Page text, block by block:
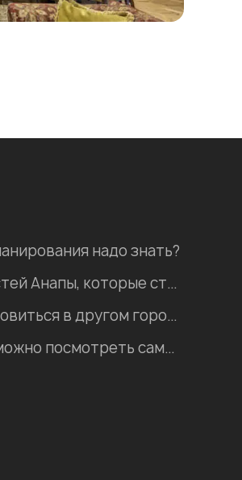
надо знать?
Пять природных достопримечательностей Анапы, которые стоит посетить
Хостел, гостиница, квартира: где остановиться в другом городе во время отпуска?
Интересные места Иркутска, которые можно посмотреть самостоятельно